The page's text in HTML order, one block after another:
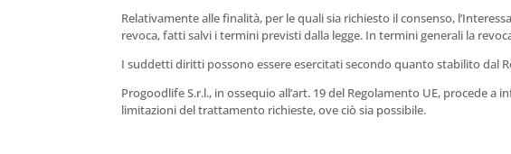
Relativamente alle finalità, per le quali sia richiesto il consenso,
revoca, fatti salvi i termini previsti dalla legge. In termini generali la
I suddetti diritti possono essere esercitati secondo quanto stabilito dal
Progoodlife S.r.l., in ossequio all’art. 19 del Regolamento UE, procede
limitazioni del trattamento richieste, ove ciò sia possibile.